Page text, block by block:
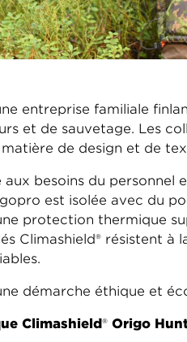
entreprise familiale
et de sauvetage. Les
matière de design et de
besoins du personnel
est isolée avec du
protection thermique
Climashield® résistent à
démarche éthique et
Climashield® Origo